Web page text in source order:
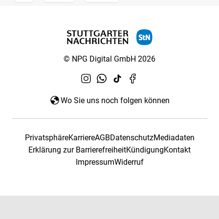
© NPG Digital GmbH 2026
Wo Sie uns noch folgen können
PrivatsphäreKarriereAGBDatenschutzMediadaten
Erklärung zur BarrierefreiheitKündigungKontakt
ImpressumWiderruf